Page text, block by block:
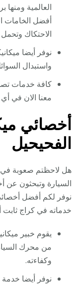
العالمية
أفضل الخامات
الاحتكاك
نوفر أيضا
واستبدال
كافة خدمات
معنا الان في
أخصائي
الفحيحيل
هل لاحظتم صعوبة
السيارة وتبحثون عن
نوفر لكم أفضل
خدماته في كراج ثابت
يقوم خبير
من محرك
وكفاءته.
نوفر أيضا خدمة